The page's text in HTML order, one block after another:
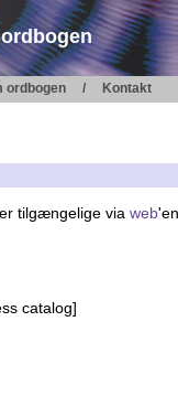
ordbogen Kontakt
tilgængelige via web
catalog]